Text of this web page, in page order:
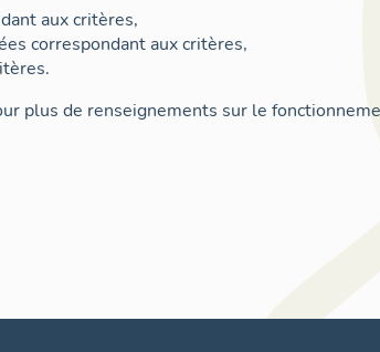
aux critères,
correspondant aux critères,
plus de renseignements sur le